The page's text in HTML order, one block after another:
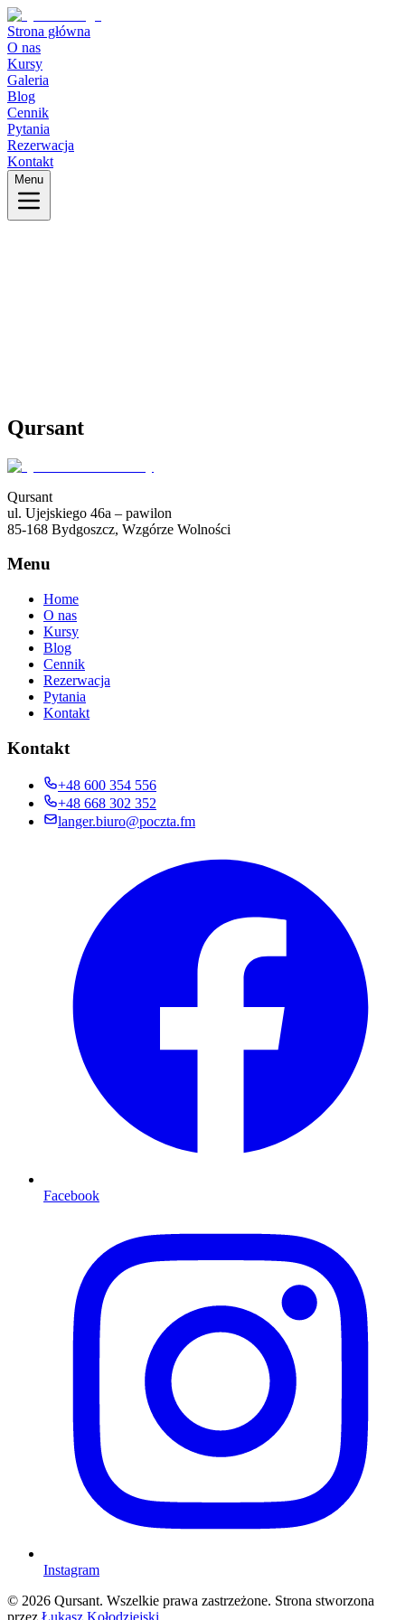
Strona główna
O nas
Kursy
Galeria
Blog
Cennik
Pytania
Rezerwacja
Kontakt
Menu
Qursant
Qursant
ul. Ujejskiego 46a – pawilon
85-168 Bydgoszcz, Wzgórze Wolności
Menu
Home
O nas
Kursy
Blog
Cennik
Rezerwacja
Pytania
Kontakt
Kontakt
+48 600 354 556
+48 668 302 352
langer.biuro@poczta.fm
Facebook
Instagram
© 2026 Qursant. Wszelkie prawa zastrzeżone. Strona stworzona
przez Łukasz Kołodziejski